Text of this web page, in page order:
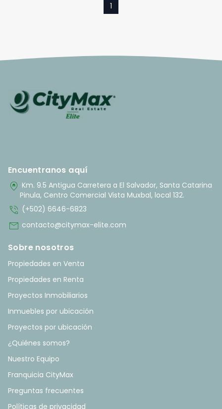
1
Encuentranos aquí
home_pin Km. 9.5 Antigua Carretera a El Salvador, Santa Catarina
Pinula, Centro Comercial Vista Muxbal, local 132.
phone_in_talk (+502) 6646-6823
mail contacto@citymax-elite.com
Sobre nosotros
Propiedades en Venta
Propiedades en Renta
Proyectos Inmobiliarios
Inmuebles por ubicación
Proyectos por ubicación
¿Quiénes somos?
Nuestro Equipo
Franquicia CityMax
Preguntas frecuentes
Políticas de privacidad